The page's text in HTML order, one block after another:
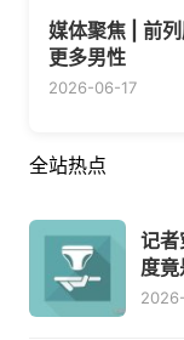
媒体聚焦 | 前
更多男性
2026-06-17
全站热点
记者
度竟